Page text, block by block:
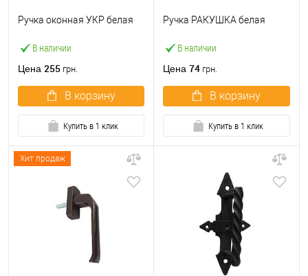
В наличии
Ручка оконная УКР белая
Цена 255 грн.
В корзину
Купить в 1 клик
В наличии
Ручка РАКУШКА белая
Цена 74 грн.
В корзину
Купить в 1 клик
Хит продаж